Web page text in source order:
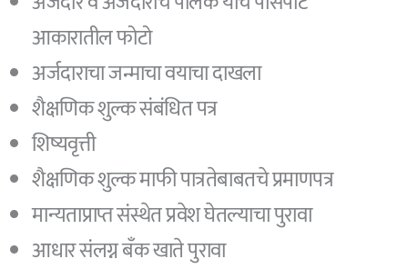
आकारातील फोटो
अर्जदाराचा जन्माचा वयाचा दाखला
शैक्षणिक शुल्क संबंधित पत्र
शिष्यवृत्ती
शैक्षणिक शुल्क माफी पात्रतेबाबतचे प्रमाणपत्र
मान्यताप्राप्त संस्थेत प्रवेश घेतल्याचा पुरावा
आधार संलग्न बँक खाते पुरावा